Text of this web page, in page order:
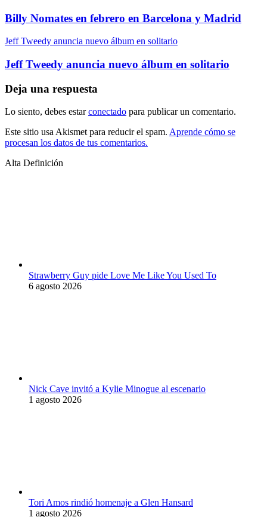
Billy Nomates en febrero en Barcelona y Madrid
Jeff Tweedy anuncia nuevo álbum en solitario
Jeff Tweedy anuncia nuevo álbum en solitario
Deja una respuesta
Lo siento, debes estarconectado para publicar un comentario.
Este sitio usa Akismet para reducir el spam. Aprende cómo se
procesan los datos de tus comentarios.
Alta Definición
Strawberry Guy pide Love Me Like You Used To
6 agosto 2026
Nick Cave invitó a Kylie Minogue al escenario
1 agosto 2026
Tori Amos rindió homenaje a Glen Hansard
1 agosto 2026